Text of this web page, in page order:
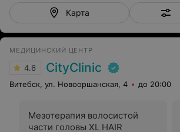
Карта
МЕДИЦИНСКИЙ ЦЕНТР
4.6 CityClinic
Витебск, ул. Новооршанская, 4 до 20:00
Мезотерапия волосистой
части головы XL HAIR